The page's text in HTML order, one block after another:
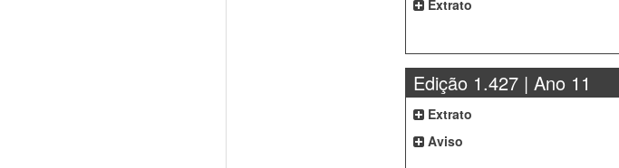
Extrato
Edição 1.427 | Ano 11
Extrato
Aviso